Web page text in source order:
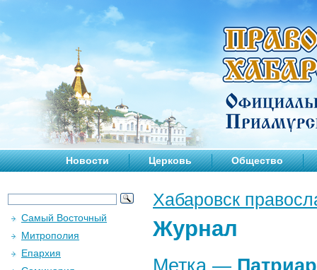
Новости Церковь Общество
Хабаровск
Журнал
Метка —
Самый Восточный
Митрополия
Епархия